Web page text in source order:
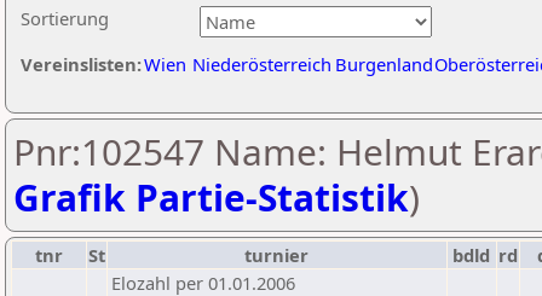
Sortierung
Vereinslisten:Wien Niederösterreich Burgenland
Pnr:102547 Name: Helmut
Grafik Partie-Statistik)
tnr St turnier bdld rd
Elozahl per 01.01.2006